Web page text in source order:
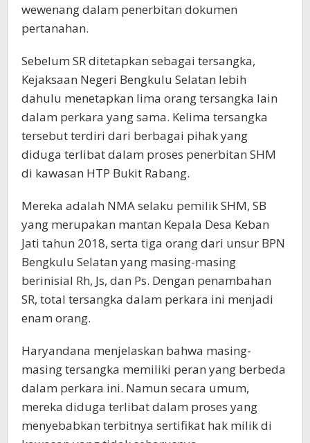
wewenang dalam penerbitan dokumen
pertanahan.
Sebelum SR ditetapkan sebagai tersangka,
Kejaksaan Negeri Bengkulu Selatan lebih
dahulu menetapkan lima orang tersangka lain
dalam perkara yang sama. Kelima tersangka
tersebut terdiri dari berbagai pihak yang
diduga terlibat dalam proses penerbitan SHM
di kawasan HTP Bukit Rabang.
Mereka adalah NMA selaku pemilik SHM, SB
yang merupakan mantan Kepala Desa Keban
Jati tahun 2018, serta tiga orang dari unsur BPN
Bengkulu Selatan yang masing-masing
berinisial Rh, Js, dan Ps. Dengan penambahan
SR, total tersangka dalam perkara ini menjadi
enam orang.
Haryandana menjelaskan bahwa masing-
masing tersangka memiliki peran yang berbeda
dalam perkara ini. Namun secara umum,
mereka diduga terlibat dalam proses yang
menyebabkan terbitnya sertifikat hak milik di